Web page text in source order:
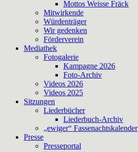
Mottos Weisse Fräck
Mitwirkende
Würdenträger
Wir gedenken
Förderverein
Mediathek
Fotogalerie
Kampagne 2026
Foto-Archiv
Videos 2026
Videos 2025
Sitzungen
Liederbücher
Liederbuch-Archiv
„ewiger“ Fassenachtskalender
Presse
Presseportal